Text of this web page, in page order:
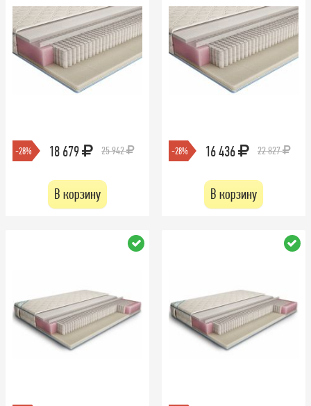
-28% 18 679 25 942
В корзину
-28% 16 436 22 827
В корзину